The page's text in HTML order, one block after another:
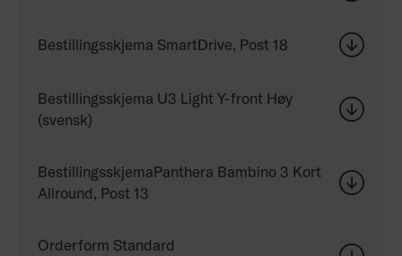
Bestillingsskjema SmartDrive, Post 18
Bestillingsskjema U3 Light Y-front Høy
(svensk)
BestillingsskjemaPanthera Bambino 3 Kort
Allround, Post 13
Orderform Standard